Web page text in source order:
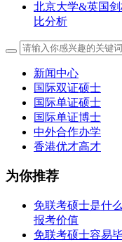
北京大学&英国
比分析
新闻中心
国际双证硕士
国际单证硕士
国际单证博士
中外合作办学
香港优才高才
为你推荐
免联考硕士是什
报考价值
免联考硕士容易